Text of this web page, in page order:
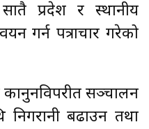
प्रदेश र स्थानीय
गर्न पत्राचार गरेको
सञ्चालन
निगरानी बढाउन तथा